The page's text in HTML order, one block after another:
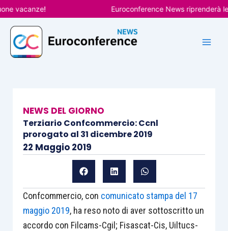
Vai
al
contenuto
vacanze! Euroconference News riprenderà le
NEWS DEL GIORNO
Terziario Confcommercio: Ccnl
prorogato al 31 dicembre 2019
22 Maggio 2019
Confcommercio, con comunicato stampa del 17
maggio 2019, ha reso noto di aver sottoscritto un
accordo con Filcams-Cgil; Fisascat-Cis, Uiltucs-